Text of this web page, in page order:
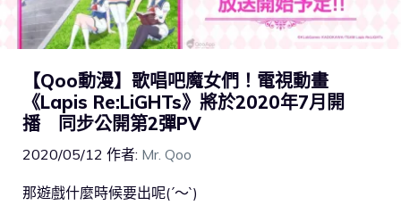
【Qoo動漫】歌唱吧魔女們！電視動畫
《Lapis Re:LiGHTs》將於2020年7月開
播 同步公開第2彈PV
2020/05/12 作者: Mr. Qoo
那遊戲什麼時候要出呢(´～`)